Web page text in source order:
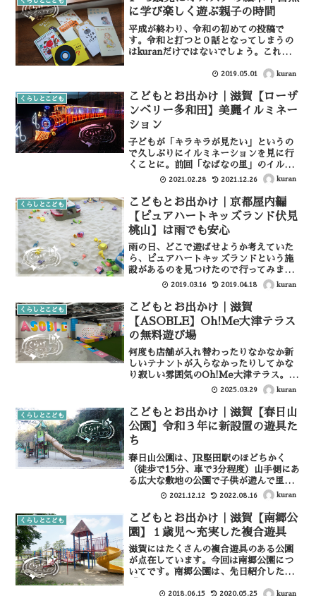
ークは、たくさんのアス...
に学び楽しく遊ぶ親子の時間
平成が終わり、令和の初めての投稿で
す。令和と打つと０話となってしまうの
はkuranだけではないでしょう。これが今
でしょうね。令和も「くらげボヘミア
は絵本の記事です。思え...
2019.05.01 kuran
くらしとこども
こどもとお出かけ｜滋賀【ローザ
ンベリー多和田】美麗イルミネー
ション
子どもが「キラキラが見たい」というの
で久しぶりにイルミネーションを見に行
くことに。前回「なばなの里」のイルミ
ネーションへは行きましたが１歳児だっ
めて関西でイルミネーションを探してい
ると「ローザンイルミ20...
2021.02.28 2021.12.26 kuran
くらしとこども
こどもとお出かけ｜京都屋内編
【ピュアハートキッズランド伏見
桃山】は雨でも安心
雨の日、どこで遊ばせようか考えていた
ら、ピュアハートキッズランドという施
設があるのを見つけたので行ってみまし
た。今回行ったのはピュアハートキッズ
ランド伏見桃山。伏見の伝統モール
「MOMOテラス」（旧名MOMO）の1F
にある子どもの屋内遊び場...
2019.03.16 2019.04.18 kuran
くらしとこども
こどもとお出かけ｜滋賀
【ASOBLE】Oh!Me大津テラス
の無料遊び場
何度も店舗が入れ替わったりなかなか新
しいテナントが入らなかったりしてかな
り寂しい雰囲気のOh!Me大津テラス。よ
く通っていたゲームセンター（ガチャガ
行く機会も無くなっていたのですが、あ
たらしく「ASOBL...
2025.03.29 kuran
くらしとこども
こどもとお出かけ｜滋賀【春日山
公園】令和３年に新設置の遊具た
ち
春日山公園は、JR堅田駅のほどちかく
（徒歩で15分、車で3分程度）山手側にあ
る広大な敷地の公園で子供が遊んで里山
体験のできる場所です。今回は２０２１
く遊具が設置されたシンボルゾーンに遊
びに行って来たのでご...
2021.12.12 2022.08.16 kuran
くらしとこども
こどもとお出かけ｜滋賀【南郷公
園】１歳児〜充実した複合遊具
滋賀にはたくさんの複合遊具のある公園
が点在しています。今回は南郷公園につ
いてです。南郷公園は、先日紹介した
2018.06.15 2020.05.25 kuran